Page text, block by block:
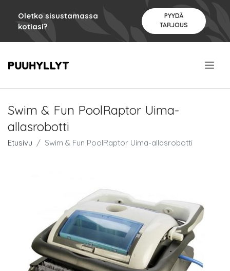
Oletko sisustamassa
kotiasi?
PYYDÄ
TARJOUS
Swim & Fun PoolRaptor Uima-
allasrobotti
Etusivu Swim & Fun PoolRaptor Uima-allasrobotti